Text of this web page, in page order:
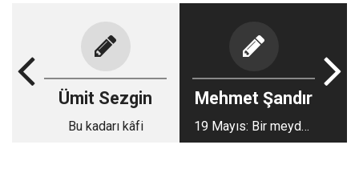
Ümit Sezgin
Bu kadarı kâfi
Mehmet Şandır
19 Mayıs: Bir meydan
okuma hikayesi